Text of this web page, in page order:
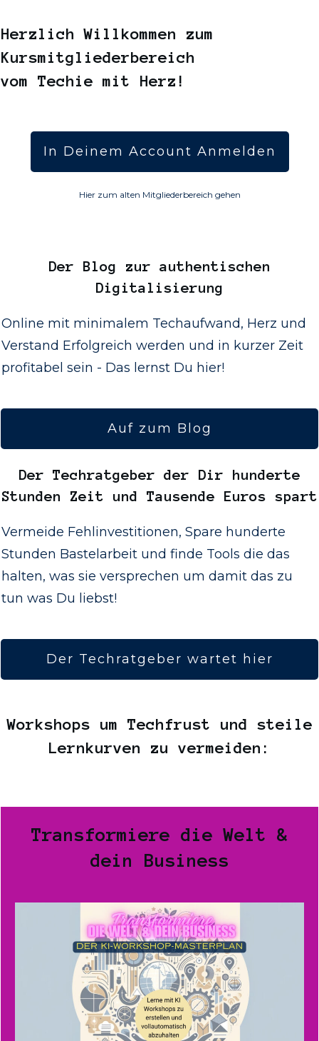
Herzlich Willkommen zum
Kursmitgliederbereich
vom Techie mit Herz!
In Deinem Account Anmelden
Hier zum alten Mitgliederbereich gehen
Der Blog zur authentischen
Digitalisierung
Online mit minimalem Techaufwand, Herz und
Verstand Erfolgreich werden und in kurzer Zeit
profitabel sein - Das lernst Du hier!
Auf zum Blog
Der Techratgeber der Dir hunderte
Stunden Zeit und Tausende Euros spart
Vermeide Fehlinvestitionen, Spare hunderte
Stunden Bastelarbeit und finde Tools die das
halten, was sie versprechen um damit das zu
tun was Du liebst!
Der Techratgeber wartet hier
Workshops um Techfrust und steile
Lernkurven zu vermeiden:
Transformiere die Welt &
dein Business